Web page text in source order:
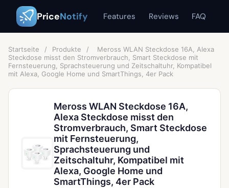
PriceNotify Features Reviews FAQ
Startseite / Produkte /
Meross WLAN Steckdose 16A, Alexa
Steckdose misst den Stromverbrauch, Smart Steckdose mit
Fernsteuerung, Sprachsteuerung und Zeitschaltuhr, Kompatibel
mit Alexa, Google Home und SmartThings, 4er Pack
Meross WLAN Steckdose 16A,
Alexa Steckdose misst den
Stromverbrauch, Smart Steckdose
mit Fernsteuerung,
Sprachsteuerung und
Zeitschaltuhr, Kompatibel mit
Alexa, Google Home und
SmartThings, 4er Pack